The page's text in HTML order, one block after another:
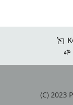
(C) 2023